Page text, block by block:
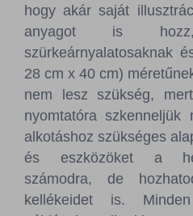
hogy akár saját
anyagot is
szürkeárnyalatosaknak
28 cm x 40 cm)
nem lesz szükség,
nyomtatóra
alkotáshoz szükséges
és eszközöket a
számodra, de
kellékeidet is.